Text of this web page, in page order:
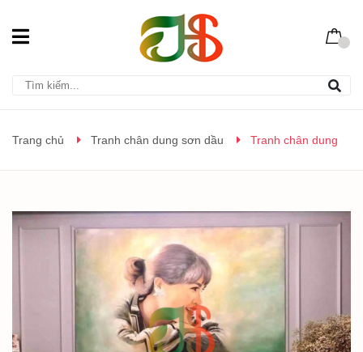
Trang chủ Tranh chân dung sơn dầu Tranh chân dung